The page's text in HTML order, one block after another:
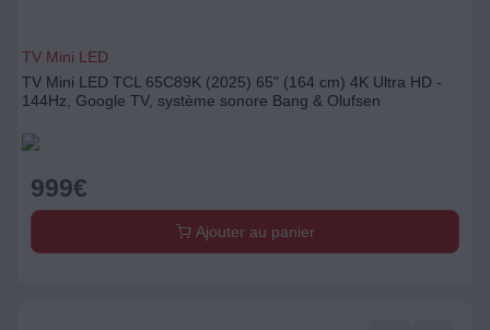
TV Mini LED
TV Mini LED TCL 65C89K (2025) 65" (164 cm) 4K Ultra HD -
144Hz, Google TV, système sonore Bang & Olufsen
999€
Ajouter au panier